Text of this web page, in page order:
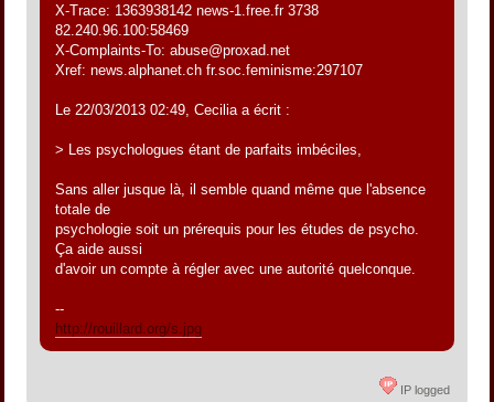
X-Trace: 1363938142 news-1.free.fr 3738
82.240.96.100:58469
X-Complaints-To: abuse@proxad.net
Xref: news.alphanet.ch fr.soc.feminisme:297107
Le 22/03/2013 02:49, Cecilia a écrit :
> Les psychologues étant de parfaits imbéciles,
Sans aller jusque là, il semble quand même que l'absence
totale de
psychologie soit un prérequis pour les études de psycho.
Ça aide aussi
d'avoir un compte à régler avec une autorité quelconque.
--
http://rouillard.org/s.jpg
IP logged